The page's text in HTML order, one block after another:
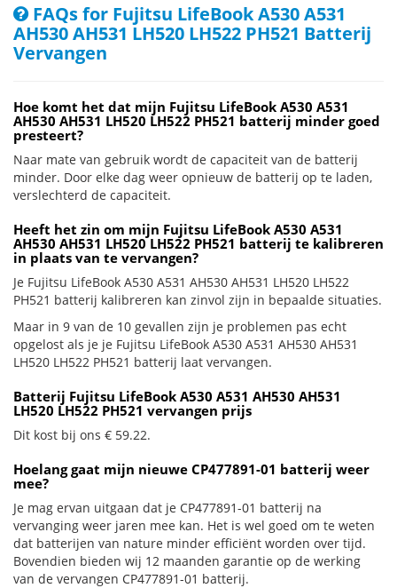
FAQs for Fujitsu LifeBook A530 A531
AH530 AH531 LH520 LH522 PH521 Batterij
Vervangen
Hoe komt het dat mijn Fujitsu LifeBook A530 A531
AH530 AH531 LH520 LH522 PH521 batterij minder goed
presteert?
Naar mate van gebruik wordt de capaciteit van de batterij
minder. Door elke dag weer opnieuw de batterij op te laden,
verslechterd de capaciteit.
Heeft het zin om mijn Fujitsu LifeBook A530 A531
AH530 AH531 LH520 LH522 PH521 batterij te kalibreren
in plaats van te vervangen?
Je Fujitsu LifeBook A530 A531 AH530 AH531 LH520 LH522
PH521 batterij kalibreren kan zinvol zijn in bepaalde situaties.
Maar in 9 van de 10 gevallen zijn je problemen pas echt
opgelost als je je Fujitsu LifeBook A530 A531 AH530 AH531
LH520 LH522 PH521 batterij laat vervangen.
Batterij Fujitsu LifeBook A530 A531 AH530 AH531
LH520 LH522 PH521 vervangen prijs
Dit kost bij ons € 59.22.
Hoelang gaat mijn nieuwe CP477891-01 batterij weer
mee?
Je mag ervan uitgaan dat je CP477891-01 batterij na
vervanging weer jaren mee kan. Het is wel goed om te weten
dat batterijen van nature minder efficiënt worden over tijd.
Bovendien bieden wij 12 maanden garantie op de werking
van de vervangen CP477891-01 batterij.